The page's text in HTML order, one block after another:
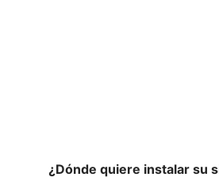
¿Dónde quiere instalar su